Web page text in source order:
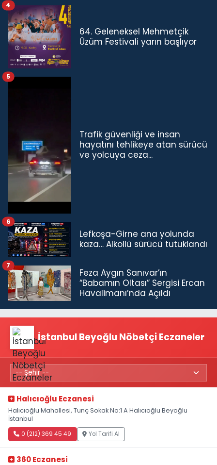
64. Geleneksel Mehmetçik
Üzüm Festivali yarın başlıyor
4
Trafik güvenliği ve insan
hayatını tehlikeye atan sürücü
ve yolcuya ceza...
5
Lefkoşa-Girne ana yolunda
kaza… Alkollü sürücü tutuklandı
6
Feza Aygın Sanıvar’ın
“Babamın Oltası” Sergisi Ercan
Havalimanı’nda Açıldı
7
İstanbul Beyoğlu Nöbetçi Eczaneler
Halıcıoğlu Eczanesi
Halıcıoğlu Mahallesi, Tunç Sokak No:1 A Halıcıoğlu Beyoğlu
İstanbul
0 (212) 369 45 49 Yol Tarifi Al
360 Eczanesi